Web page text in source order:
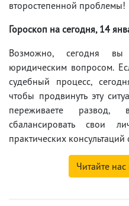
второстепенной проблемы!
Гороскоп на сегодня, 14
Возможно, сегодня
юридическим вопросом.
судебный процесс,
чтобы продвинуть эту
переживаете развод,
сбалансировать свои
практических консультаций
Читайте